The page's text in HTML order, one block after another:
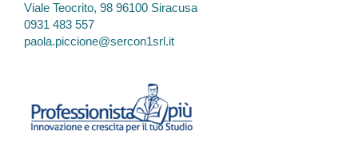
Viale Teocrito, 98 96100 Siracusa
0931 483 557
paola.piccione@sercon1srl.it